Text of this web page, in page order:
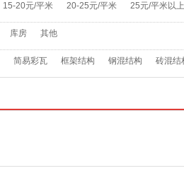
15-20元/平米 20-25元/平米 25元/平米以上
库房 其他
简易彩瓦 框架结构 钢混结构 砖混结